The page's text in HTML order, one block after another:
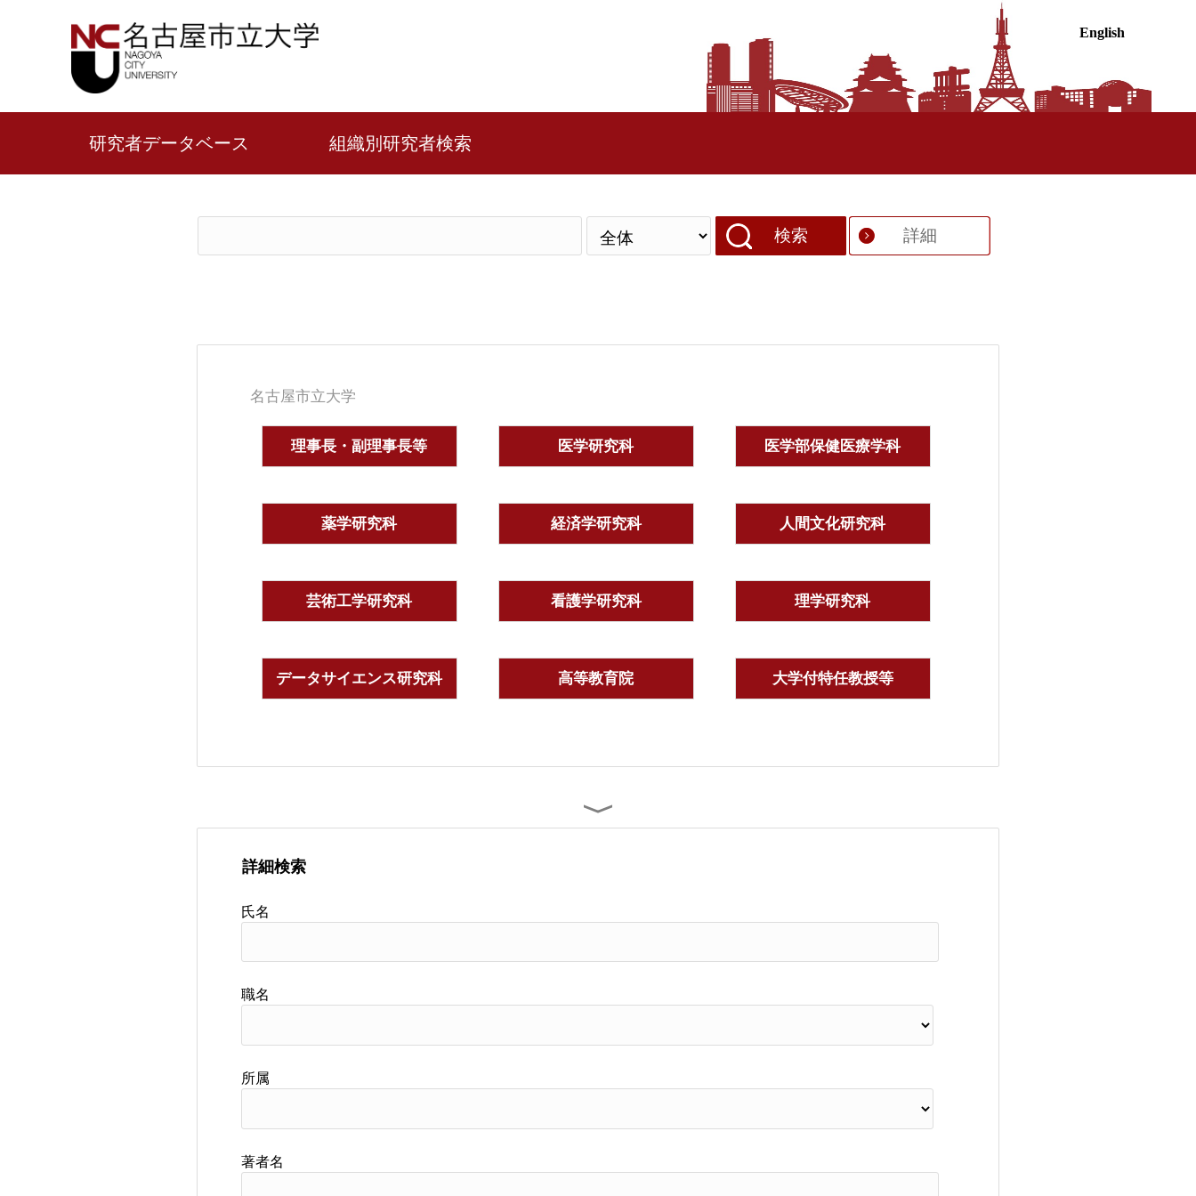
English
研究者データベース 組織別研究者検索
検索 詳細
名古屋市立大学
理事長・副理事長等 医学研究科 医学部保健医療学科
薬学研究科 経済学研究科 人間文化研究科
芸術工学研究科 看護学研究科 理学研究科
データサイエンス研究科 高等教育院 大学付特任教授等
詳細検索
氏名
職名
所属
著者名